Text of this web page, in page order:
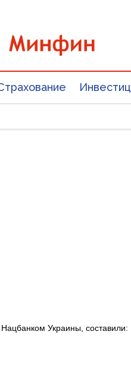
Украины, составили: